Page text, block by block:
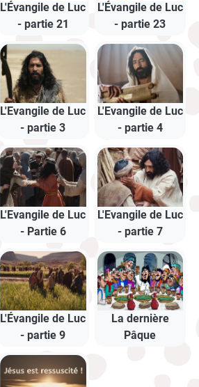
L'Évangile de Luc
- partie 21
L'Évangile de Luc
- partie 23
L'Evangile de Luc
- partie 3
L'Evangile de Luc
- partie 4
L'Evangile de Luc
- Partie 6
L'Evangile de Luc
- partie 7
L'Évangile de Luc
- partie 9
La dernière
Pâque